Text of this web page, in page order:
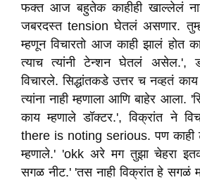
फक्त आज बहुतेक काहीही खाल्लेलं
जबरदस्त tension घेतलं असणार.
म्हणून विचारतो आज काही झालं होत
त्याच त्यांनी टेन्शन घेतलं असेल.',
विचारले. सिद्धांतकडे उत्तर च नव्हतं
त्यांना नाही म्हणाला आणि बाहेर आला.
काय म्हणाले डॉक्टर.', विक्रांत ने
there is noting serious. पण काही
म्हणाले.' 'okk अरे मग तुझा चेहरा
सगळ नीट.' 'तस नाही विक्रांत हे सगळं